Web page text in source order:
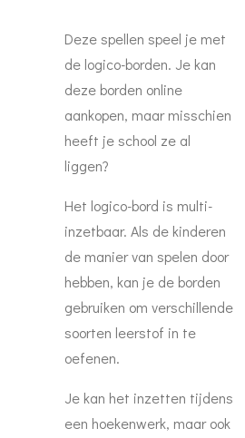
Deze spellen speel je met
de logico-borden. Je kan
deze borden online
aankopen, maar misschien
heeft je school ze al
liggen?
Het logico-bord is multi-
inzetbaar. Als de kinderen
de manier van spelen door
hebben, kan je de borden
gebruiken om verschillende
soorten leerstof in te
oefenen.
Je kan het inzetten tijdens
een hoekenwerk, maar ook